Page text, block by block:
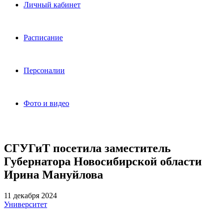
Личный кабинет
Расписание
Персоналии
Фото и видео
СГУГиТ посетила заместитель
Губернатора Новосибирской области
Ирина Мануйлова
11 декабря 2024
Университет